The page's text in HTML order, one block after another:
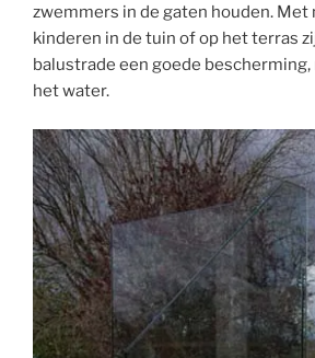
zwemmers in de gaten houden. Met
kinderen in de tuin of op het terras
balustrade een goede
het water.